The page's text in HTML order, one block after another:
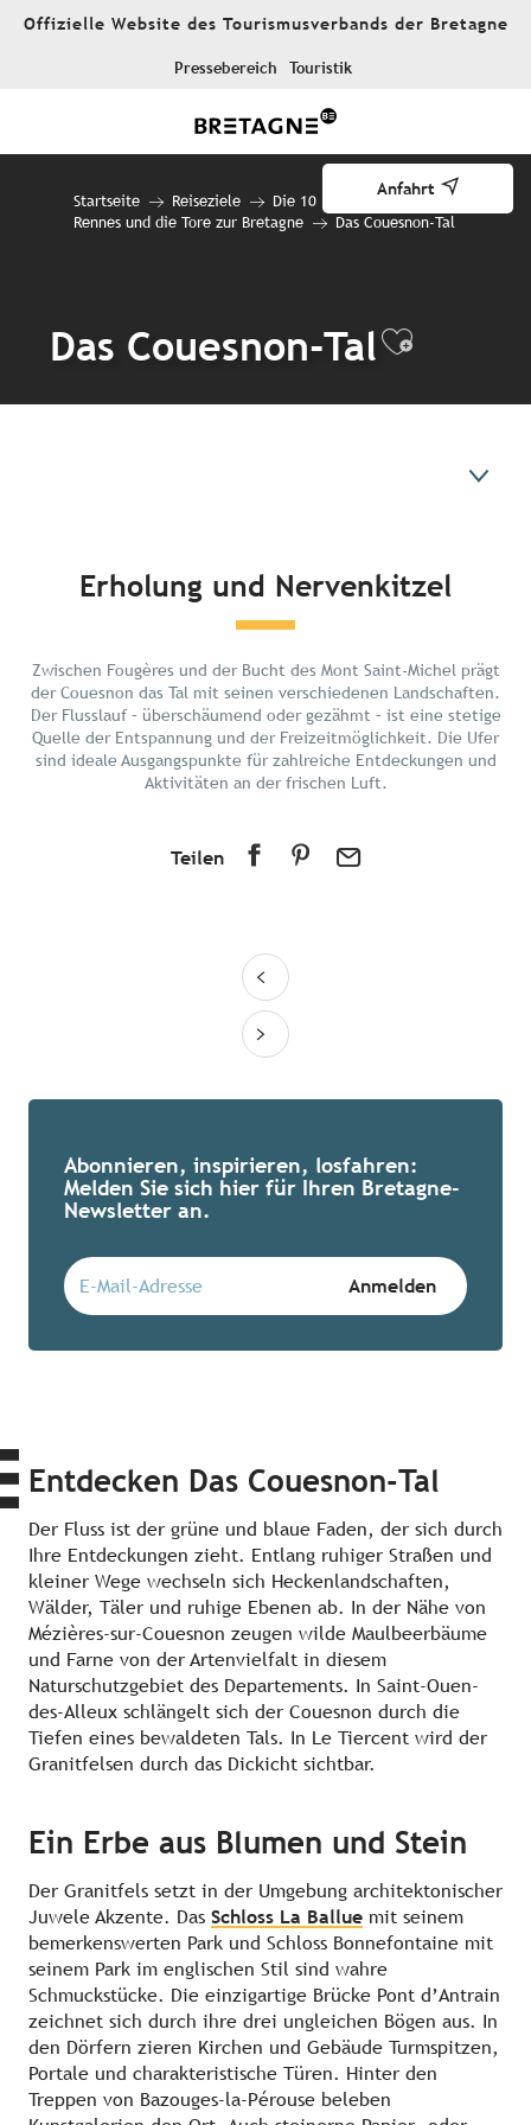
AllerOffizielle Website des Tourismusverbands der Bretagne
Pressebereich Touristik
Anfahrt
Startseite Reiseziele
Die 10 Reiseziele
Rennes und die Tore zur Bretagne
Das Couesnon-Tal
Das Couesnon-TalAjouter
Planen Sie Ihren Urlaub
In der Umgebung
Erholung und Nervenkitzel
Zwischen Fougères und der Bucht des Mont Saint-Michel prägt
der Couesnon das Tal mit seinen verschiedenen Landschaften.
Der Flusslauf – überschäumend oder gezähmt – ist eine stetige
Quelle der Entspannung und der Freizeitmöglichkeit. Die Ufer
sind ideale Ausgangspunkte für zahlreiche Entdeckungen und
Aktivitäten an der frischen Luft.
Teilen
Abonnieren, inspirieren, losfahren:
Melden Sie sich hier für Ihren Bretagne-
Newsletter an.
Entdecken Das Couesnon-Tal
Der Fluss ist der grüne und blaue Faden, der sich durch
Ihre Entdeckungen zieht. Entlang ruhiger Straßen und
kleiner Wege wechseln sich Heckenlandschaften,
Wälder, Täler und ruhige Ebenen ab. In der Nähe von
Mézières-sur-Couesnon zeugen wilde Maulbeerbäume
und Farne von der Artenvielfalt in diesem
Naturschutzgebiet des Departements. In Saint-Ouen-
des-Alleux schlängelt sich der Couesnon durch die
Tiefen eines bewaldeten Tals. In Le Tiercent wird der
Granitfelsen durch das Dickicht sichtbar.
Ein Erbe aus Blumen und Stein
Der Granitfels setzt in der Umgebung architektonischer
Juwele Akzente. Das Schloss La Ballue mit seinem
bemerkenswerten Park und Schloss Bonnefontaine mit
seinem Park im englischen Stil sind wahre
Schmuckstücke. Die einzigartige Brücke Pont d’Antrain
zeichnet sich durch ihre drei ungleichen Bögen aus. In
den Dörfern zieren Kirchen und Gebäude Turmspitzen,
Portale und charakteristische Türen. Hinter den
Treppen von Bazouges-la-Pérouse beleben